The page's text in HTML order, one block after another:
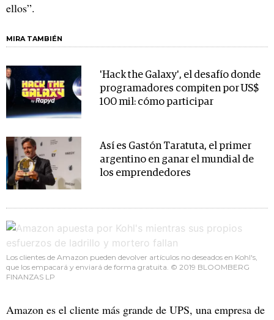
ellos”.
MIRA TAMBIÉN
'Hack the Galaxy', el desafío donde
programadores compiten por US$
100 mil: cómo participar
Así es Gastón Taratuta, el primer
argentino en ganar el mundial de
los emprendedores
Los clientes de Amazon pueden devolver artículos no deseados en Kohl's,
que los empacará y enviará de forma gratuita. © 2019 BLOOMBERG
FINANZAS LP
Amazon es el cliente más grande de UPS, una empresa de